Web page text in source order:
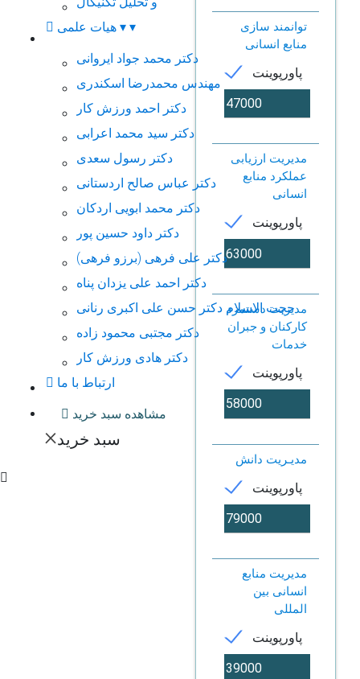
▾ ▾
دکتر محمد جواد ایروانی
مهندس محمدرضا اسکندری
دکتر احمد ورزش کار
دکتر سید محمد اعرابی
دکتر رسول سعدی
دکتر عباس صالح اردستانی
دکتر محمد ابویی اردکان
دکتر داود حسین پور
دکتر علی فرهی (برزو فرهی)
دکتر احمد علی یزدان پناه
حجت الاسلام دكتر حسن علی اکبری رنانی
دکتر مجتبی محمود زاده
دکتر هادی ورزش کار
ارتباط با ما
مشاهده سبد خرید
×سبد خرید
توانمند سازی
منابع انسانی
پاورپوینت
مدیریت ارزیابی
عملکرد منابع
انسانی
پاورپوینت
مدیریت دستمزد
کارکنان و جبران
خدمات
پاورپوینت
مدیـریت دانش
پاورپوینت
مدیریت منابع
انسانی بین
المللی
پاورپوینت